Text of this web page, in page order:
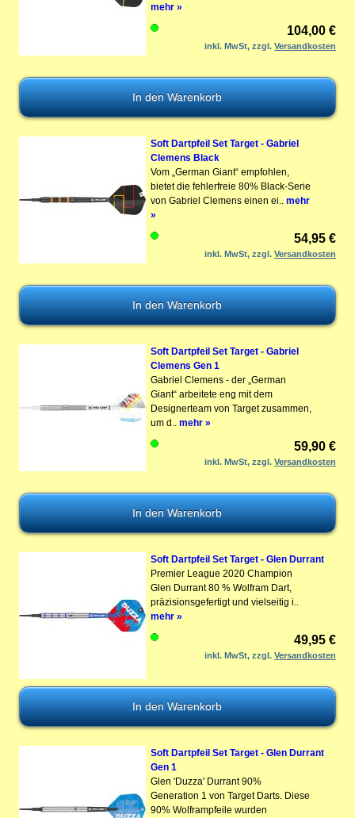
mehr »
104,00 €
inkl. MwSt, zzgl.Versandkosten
Soft Dartpfeil Set Target - Gabriel
Clemens Black
Vom „German Giant“ empfohlen,
bietet die fehlerfreie 80% Black-Serie
von Gabriel Clemens einen ei.. mehr
»
54,95 €
inkl. MwSt, zzgl.Versandkosten
Soft Dartpfeil Set Target - Gabriel
Clemens Gen 1
Gabriel Clemens - der „German
Giant“ arbeitete eng mit dem
Designerteam von Target zusammen,
um d.. mehr »
59,90 €
inkl. MwSt, zzgl.Versandkosten
Soft Dartpfeil Set Target - Glen Durrant
Premier League 2020 Champion
Glen Durrant 80 % Wolfram Dart,
präzisionsgefertigt und vielseitig i..
mehr »
49,95 €
inkl. MwSt, zzgl.Versandkosten
Soft Dartpfeil Set Target - Glen Durrant
Gen 1
Glen 'Duzza' Durrant 90%
Generation 1 von Target Darts. Diese
90% Wolframpfeile wurden